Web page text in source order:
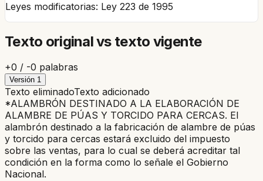
Leyes modificatorias: Ley 223 de 1995
Texto original vs texto vigente
+0 / -0 palabras
Versión 1
Texto eliminadoTexto adicionado
*ALAMBRÓN DESTINADO A LA ELABORACIÓN DE
ALAMBRE DE PÚAS Y TORCIDO PARA CERCAS. El
alambrón destinado a la fabricación de alambre de púas
y torcido para cercas estará excluido del impuesto
sobre las ventas, para lo cual se deberá acreditar tal
condición en la forma como lo señale el Gobierno
Nacional.